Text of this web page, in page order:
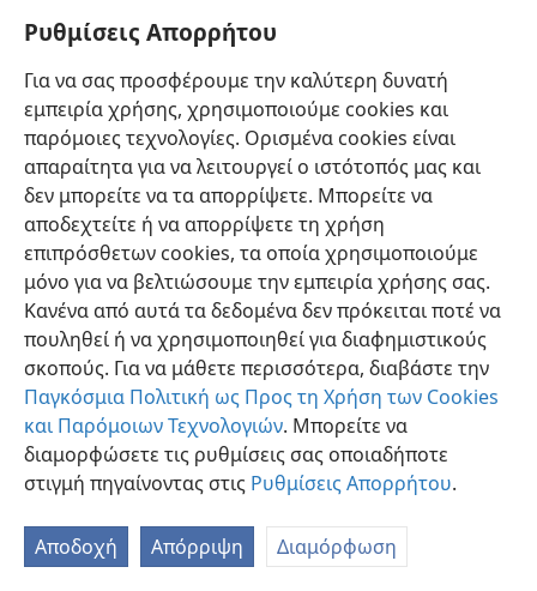
Ρυθμίσεις Απορρήτου
Για να σας προσφέρουμε την καλύτερη δυνατή
εμπειρία χρήσης, χρησιμοποιούμε cookies και
παρόμοιες τεχνολογίες. Ορισμένα cookies είναι
απαραίτητα για να λειτουργεί ο ιστότοπός μας και
δεν μπορείτε να τα απορρίψετε. Μπορείτε να
αποδεχτείτε ή να απορρίψετε τη χρήση
επιπρόσθετων cookies, τα οποία χρησιμοποιούμε
μόνο για να βελτιώσουμε την εμπειρία χρήσης σας.
Κανένα από αυτά τα δεδομένα δεν πρόκειται ποτέ να
πουληθεί ή να χρησιμοποιηθεί για διαφημιστικούς
σκοπούς. Για να μάθετε περισσότερα, διαβάστε την
Παγκόσμια Πολιτική ως Προς τη Χρήση των Cookies
και Παρόμοιων Τεχνολογιών. Μπορείτε να
διαμορφώσετε τις ρυθμίσεις σας οποιαδήποτε
στιγμή πηγαίνοντας στις Ρυθμίσεις Απορρήτου.
Αποδοχή Απόρριψη Διαμόρφωση
επειδή εις τούτο είμαι απεσταλμένος.»—
34. Ποιοι συνώδευσαν τον Ιησού όταν επήγαινε να κηρύξη από τον
ένα τόπο στον άλλο;
34
Η αφήγησις αργότερα μας λέγει: «Και μετά ταύτα
διήρχετο αυτός πάσαν πόλιν και κώμην, κηρύττων και
ευαγγελιζόμενος την βασιλείαν του Θεού, και οι
δώδεκα απόστολοι ήσαν μετ’ αυτού, και γυναίκες
τινές, αίτινες ήσαν τεθεραπευμέναι από πνευμάτων
πονηρών και ασθενειών, Μαρία η καλούμενη
Μαγδαληνή, εκ της οποίας είχον εκβή επτά δαιμόνια,
και Ιωάννα η γυνή του Χουζά, επιτρόπου του Ηρώδου,
και Σουσάννα και άλλαι πολλαί, αίτινες διηκόνουν
αυτόν από των υπαρχόντων αυτών.»—
Λουκάς 8:1-3
35. Πώς ο Ιησούς επεξέτεινε την ευαγγελιστική δράσι;
35
Δεν εκήρυττε μόνον ο Ιησούς τα αγαθά νέα της
βασιλείας του Θεού· εξαπέστειλε και τους μαθητάς
του να κάνουν το ίδιο κήρυγμα. Οι δώδεκα μαθηταί